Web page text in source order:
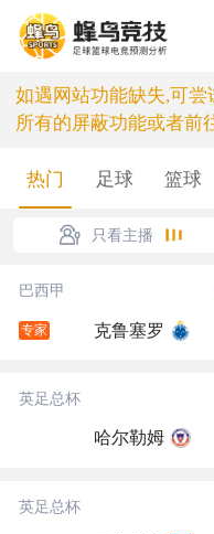
如遇网站功能缺失,可
所有的屏蔽功能或者前
热门 足球 篮球
只看主播
巴西甲
专家 克鲁塞罗
英足总杯
哈尔勒姆
英足总杯